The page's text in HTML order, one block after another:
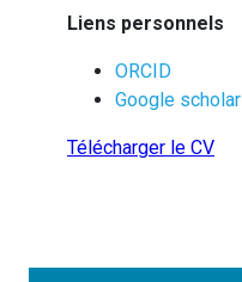
Liens personnels
ORCID
Google scholar
Télécharger le CV